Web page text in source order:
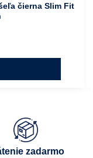
čierna Slim Fit
zadarmo